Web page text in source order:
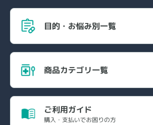
目的・お悩み別一覧
商品カテゴリ一覧
ご利用ガイド
購入・支払いでお困りの方